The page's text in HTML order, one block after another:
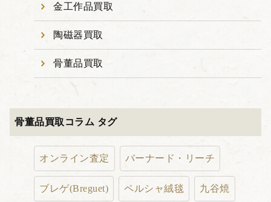
金工作品買取
陶磁器買取
骨董品買取
骨董品買取コラム タグ
オンライン査定 バーナード・リーチ
ブレゲ(Breguet) ペルシャ絨毯 九谷焼